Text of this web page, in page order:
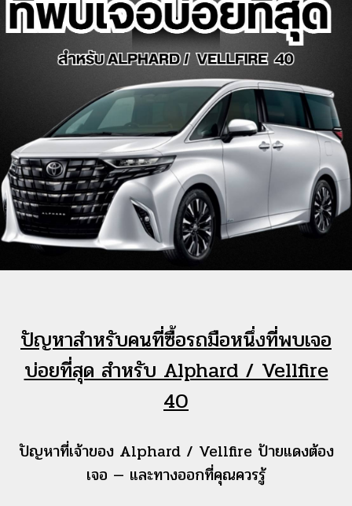
ปัญหาสำหรับคนที่ซื้อรถมือหนึ่งที่พบเจอ
บ่อยที่สุด สำหรับ Alphard / Vellfire
40
ปัญหาที่เจ้าของ Alphard / Vellfire ป้ายแดงต้อง
เจอ — และทางออกที่คุณควรรู้